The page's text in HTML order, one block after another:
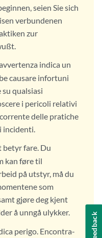
seien Sie sich
verbundenen
zur
indica un
causare infortuni
qualsiasi
i pericoli relativi
delle pratiche
incidenti.
fare. Du
kan føre til
på utstyr, må du
som
gjøre deg kjent
å unngå ulykker.
perigo. Encontra-
Feedback